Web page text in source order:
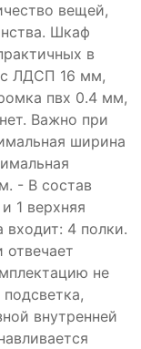
вещей,
Шкаф
в
ЛДСП 16 мм,
пвх 0.4 мм,
Важно при
ширина
- В состав
1 верхняя
входит: 4 полки.
не
внутренней